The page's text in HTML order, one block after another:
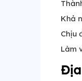
Khả
Chịu
Làm